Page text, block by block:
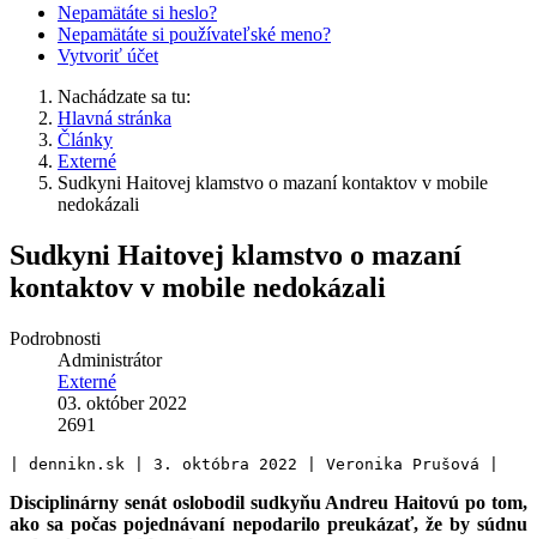
Nepamätáte si heslo?
Nepamätáte si používateľské meno?
Vytvoriť účet
Nachádzate sa tu:
Hlavná stránka
Články
Externé
Sudkyni Haitovej klamstvo o mazaní kontaktov v mobile
nedokázali
Sudkyni Haitovej klamstvo o mazaní
kontaktov v mobile nedokázali
Podrobnosti
Administrátor
Externé
03. október 2022
2691
| dennikn.sk | 3. októbra 2022 | Veronika Prušová |
Disciplinárny senát oslobodil sudkyňu Andreu Haitovú po tom,
ako sa počas pojednávaní nepodarilo preukázať, že by súdnu